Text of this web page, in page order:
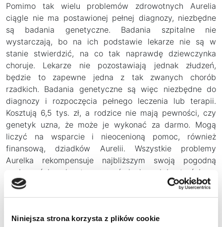
Niniejsza strona korzysta z plików cookie
Pomimo tak wielu problemów zdrowotnych Aurelia
ciągle nie ma postawionej pełnej diagnozy, niezbędne
są badania genetyczne. Badania szpitalne nie
wystarczają, bo na ich podstawie lekarze nie są w
stanie stwierdzić, na co tak naprawdę dziewczynka
choruje. Lekarze nie pozostawiają jednak złudzeń,
będzie to zapewne jedna z tak zwanych chorób
rzadkich. Badania genetyczne są więc niezbędne do
diagnozy i rozpoczęcia pełnego leczenia lub terapii.
Kosztują 6,5 tys. zł, a rodzice nie mają pewności, czy
genetyk uzna, że może je wykonać za darmo. Mogą
liczyć na wsparcie i nieocenioną pomoc, również
finansową, dziadków Aurelii. Wszystkie problemy
Aurelka rekompensuje najbliższym swoją pogodną
osobowością, nieustannym uśmiechem i bystrością.
Jak Aurelka mówi „proszę tatusiu” to nie potrafię jej
niczego odmówić. Mama i babcia starają się być
Aurelka roztapia w jednej chwili. Poza tym ma cudowny